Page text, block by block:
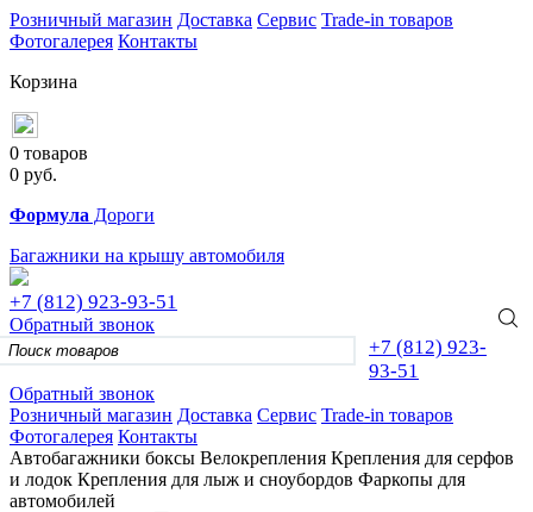
Розничный магазин Доставка Сервис Trade-in товаров
Фотогалерея Контакты
Корзина
0 товаров
0 руб.
Формула Дороги
Багажники на крышу автомобиля
+7 (812) 923-93-51
Обратный звонок
+7 (812) 923-
93-51
Обратный звонок
Розничный магазин Доставка Сервис Trade-in товаров
Фотогалерея Контакты
Автобагажники боксы Велокрепления Крепления для серфов
и лодок Крепления для лыж и сноубордов Фаркопы для
автомобилей